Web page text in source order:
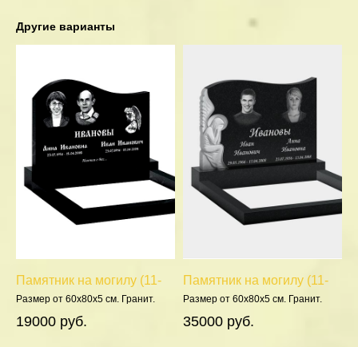
Другие варианты
Памятник на могилу (11-
139)
Размер от 60х80х5 см. Гранит.
19000 руб.
Памятник на могилу (11-
278)
Размер от 60х80х5 см. Гранит.
35000 руб.